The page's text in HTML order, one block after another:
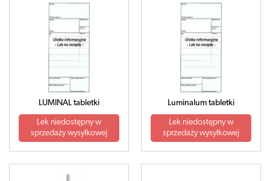
LUMINAL tabletki
Lek niedostępny w
sprzedaży wysyłkowej
Luminalum tabletki
Lek niedostępny w
sprzedaży wysyłkowej